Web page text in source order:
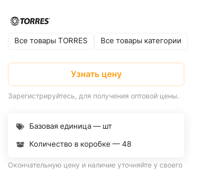
Все товары TORRES Все товары категории
Узнать цену
Зарегистрируйтесь, для получения оптовой цены.
Базовая единица — шт
Количество в коробке — 48
Окончательную цену и наличие уточняйте у своего